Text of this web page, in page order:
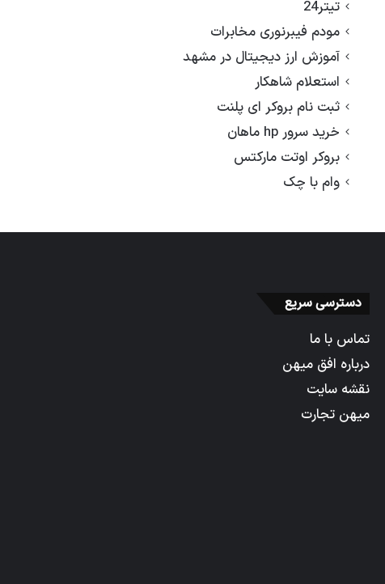
تیتر24
مودم فیبرنوری مخابرات
آموزش ارز دیجیتال در مشهد
استعلام شاهکار
ثبت نام بروکر ای پلنت
خرید سرور hp ماهان
بروکر اوتت مارکتس
وام با چک
دسترسی سریع
تماس با ما
درباره افق میهن
نقشه سایت
میهن تجارت